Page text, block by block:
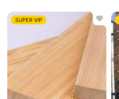
SUPER VIP